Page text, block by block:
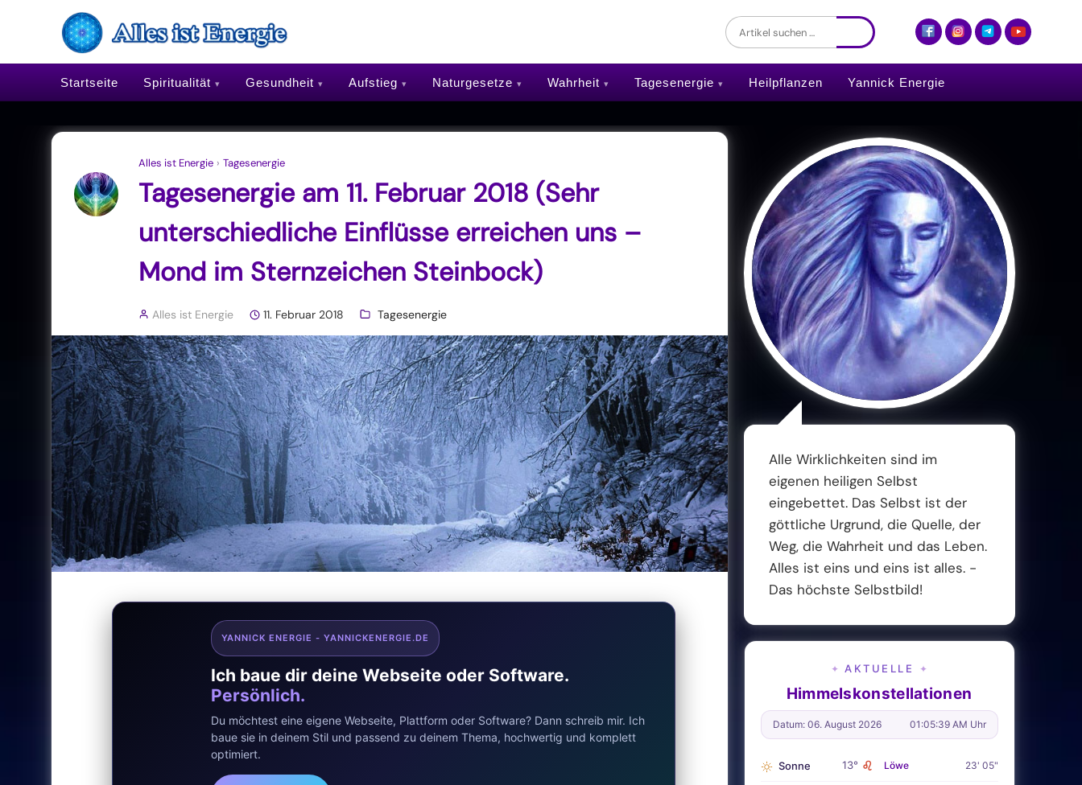
Startseite Spiritualität Gesundheit Aufstieg Naturgesetze Wahrheit Tagesenergie Heilpflanzen Yannick Energie
Alles ist Energie › Tagesenergie
Tagesenergie am 11. Februar 2018 (Sehr
unterschiedliche Einflüsse erreichen uns –
Mond im Sternzeichen Steinbock)
Alles ist Energie 11. Februar 2018 Tagesenergie
YANNICK ENERGIE - YANNICKENERGIE.DE
Ich baue dir deine Webseite oder Software.
Persönlich.
Du möchtest eine eigene Webseite, Plattform oder Software? Dann schreib mir. Ich
baue sie in deinem Stil und passend zu deinem Thema, hochwertig und komplett
optimiert.
Alle Wirklichkeiten sind im
eigenen heiligen Selbst
eingebettet. Das Selbst ist der
göttliche Urgrund, die Quelle, der
Weg, die Wahrheit und das Leben.
Alles ist eins und eins ist alles. -
Das höchste Selbstbild!
✦ AKTUELLE ✦
Himmelskonstellationen
Datum: 06. August 2026 01:05:40 AM Uhr
Sonne 13° ♌ Löwe 23' 05"